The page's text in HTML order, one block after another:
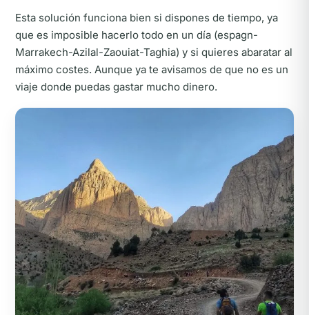
Esta solución funciona bien si dispones de tiempo, ya
que es imposible hacerlo todo en un día (espagn-
Marrakech-Azilal-Zaouiat-Taghia) y si quieres abaratar al
máximo costes. Aunque ya te avisamos de que no es un
viaje donde puedas gastar mucho dinero.